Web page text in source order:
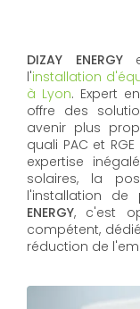
DIZAY ENERGY
l'installation
à Lyon. Expert
offre des
avenir plus
quali PAC et RGE
expertise
solaires, la
l'installation de
ENERGY, c'est
compétent,
réduction de